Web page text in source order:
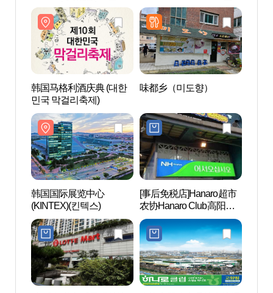
베스트샵 대화점)
(전자랜드파워센터 일산
점)
韩国马格利酒庆典 (대한
민국 막걸리축제)
味都乡（미도향）
韩国国际展览中心
(KINTEX)(킨텍스)
[事后免税店]Hanaro超市
农协Hanaro Club高阳店
(하나로마트 농협하나로
클럽고양점)